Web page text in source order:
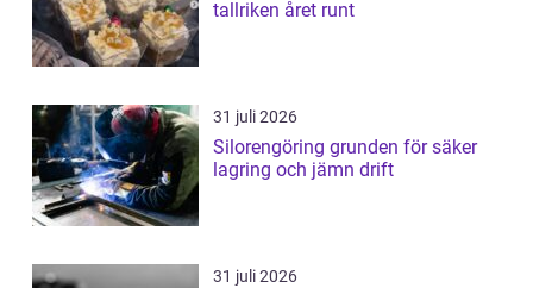
tallriken året runt
31 juli 2026
Silorengöring grunden för säker
lagring och jämn drift
31 juli 2026